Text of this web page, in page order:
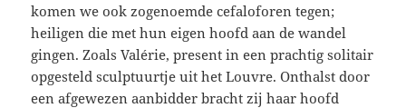
komen we ook zogenoemde cefaloforen tegen;
heiligen die met hun eigen hoofd aan de wandel
gingen. Zoals Valérie, present in een prachtig solitair
opgesteld sculptuurtje uit het Louvre. Onthalst door
een afgewezen aanbidder bracht zij haar hoofd